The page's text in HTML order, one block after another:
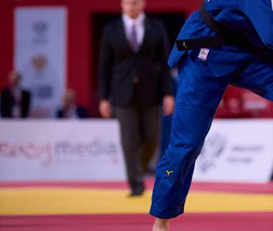
Спорт
30.05.2026 09:25
Академия борьбы
Фото: